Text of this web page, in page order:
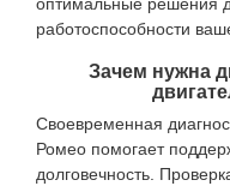
работоспособности
Зачем нужна
Своевременная
Ромео помогает
долговечность.